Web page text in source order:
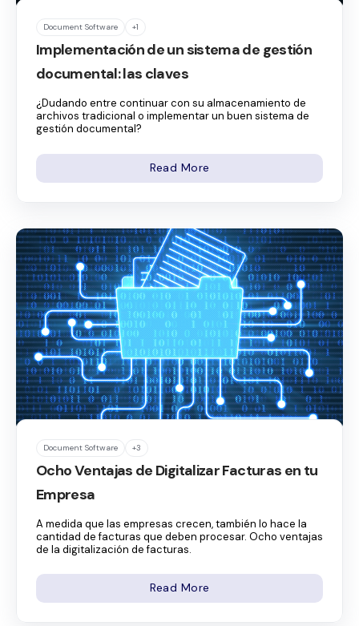
Document Software +1
Implementación de un sistema de gestión
documental: las claves
¿Dudando entre continuar con su almacenamiento de
archivos tradicional o implementar un buen sistema de
gestión documental?
Read More
Document Software +3
Ocho Ventajas de Digitalizar Facturas en tu
Empresa
A medida que las empresas crecen, también lo hace la
cantidad de facturas que deben procesar. Ocho ventajas
de la digitalización de facturas.
Read More